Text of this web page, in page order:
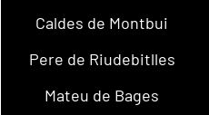
Caldes de Montbui
Pere de Riudebitlles
Mateu de Bages